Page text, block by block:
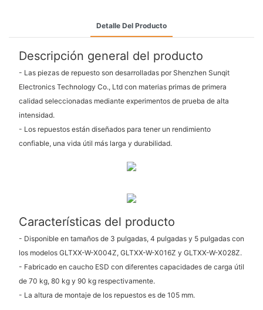
Detalle Del Producto
Descripción general del producto
- Las piezas de repuesto son desarrolladas por Shenzhen Sunqit
Electronics Technology Co., Ltd con materias primas de primera
calidad seleccionadas mediante experimentos de prueba de alta
intensidad.
- Los repuestos están diseñados para tener un rendimiento
confiable, una vida útil más larga y durabilidad.
Características del producto
- Disponible en tamaños de 3 pulgadas, 4 pulgadas y 5 pulgadas con
los modelos GLTXX-W-X004Z, GLTXX-W-X016Z y GLTXX-W-X028Z.
- Fabricado en caucho ESD con diferentes capacidades de carga útil
de 70 kg, 80 kg y 90 kg respectivamente.
- La altura de montaje de los repuestos es de 105 mm.